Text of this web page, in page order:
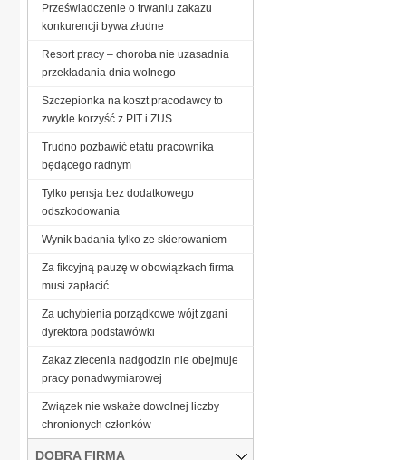
Przeświadczenie o trwaniu zakazu
konkurencji bywa złudne
Resort pracy – choroba nie uzasadnia
przekładania dnia wolnego
Szczepionka na koszt pracodawcy to
zwykle korzyść z PIT i ZUS
Trudno pozbawić etatu pracownika
będącego radnym
Tylko pensja bez dodatkowego
odszkodowania
Wynik badania tylko ze skierowaniem
Za fikcyjną pauzę w obowiązkach firma
musi zapłacić
Za uchybienia porządkowe wójt zgani
dyrektora podstawówki
Zakaz zlecenia nadgodzin nie obejmuje
pracy ponadwymiarowej
Związek nie wskaże dowolnej liczby
chronionych członków
DOBRA FIRMA